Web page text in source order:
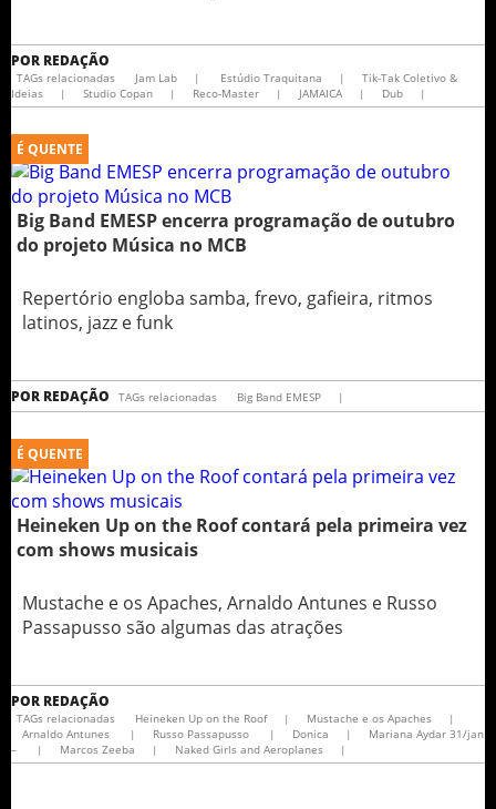
POR REDAÇÃO
TAGs relacionadas Jam Lab | Estúdio Traquitana |
Tik-Tak Coletivo &
Ideias
| Studio Copan | Reco-Master | JAMAICA | Dub |
É QUENTE
Big Band EMESP encerra programação de outubro
do projeto Música no MCB
Repertório engloba samba, frevo, gafieira, ritmos
latinos, jazz e funk
POR REDAÇÃO TAGs relacionadas Big Band EMESP |
É QUENTE
Heineken Up on the Roof contará pela primeira vez
com shows musicais
Mustache e os Apaches, Arnaldo Antunes e Russo
Passapusso são algumas das atrações
POR REDAÇÃO
TAGs relacionadas Heineken Up on the Roof | Mustache e os Apaches
|
Arnaldo Antunes
| Russo Passapusso | Donica |
Mariana Aydar 31/jan
–
| Marcos Zeeba | Naked Girls and Aeroplanes |